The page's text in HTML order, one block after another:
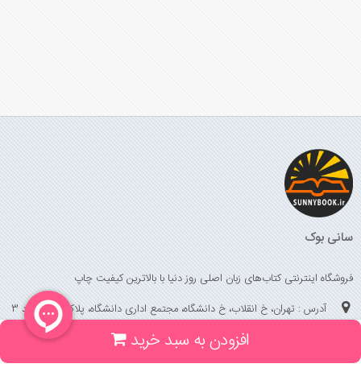
افزودن به سبد خرید
سانی بوک
فروشگاه اینترنتی کتاب‌های زبان اصلی روز دنیا با بالاترین کیفیت چاپ
آدرس : تهران، خ انقلاب، خ دانشگاه، مجتمع اداری دانشگاه، پلاک 158 واحد 3
(جهت خرید حضوری، تلفنی ، پیگیری سفارشات سایت با شماره تلفن 02166175070
تماس حاصل فرمایید)